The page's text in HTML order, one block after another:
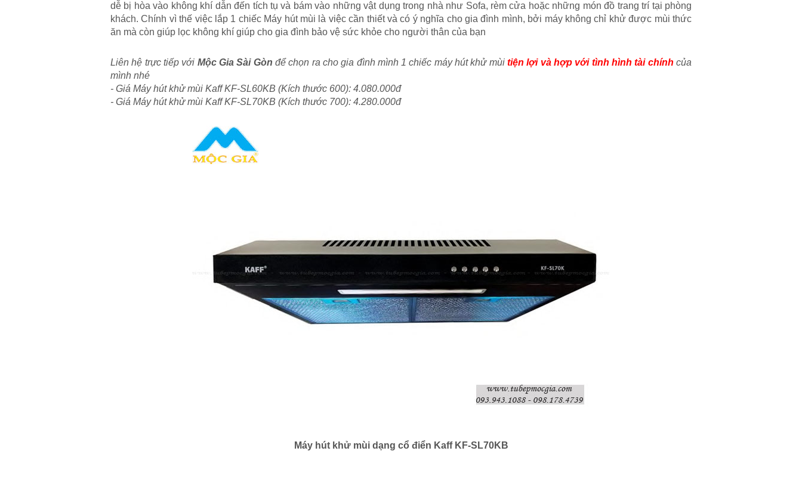
dễ bị hòa vào không khí dẫn đến tích tụ và bám vào những vật dụng trong nhà như Sofa, rèm cửa hoặc những món đồ trang trí tại phòng
khách. Chính vì thế việc lắp 1 chiếc Máy hút mùi là việc cần thiết và có ý nghĩa cho gia đình mình, bởi máy không chỉ khử được mùi thức
ăn mà còn giúp lọc không khí giúp cho gia đình bảo vệ sức khỏe cho người thân của bạn
Liên hệ trực tiếp với Mộc Gia Sài Gòn để chọn ra cho gia đình mình 1 chiếc máy hút khử mùitiện lợi và hợp với tình hình tài chính của
mình nhé
- Giá Máy hút khử mùi Kaff KF-SL60KB (Kích thước 600): 4.080.000đ
- Giá Máy hút khử mùi Kaff KF-SL70KB (Kích thước 700): 4.280.000đ
Máy hút khử mùi dạng cổ điển Kaff KF-SL70KB